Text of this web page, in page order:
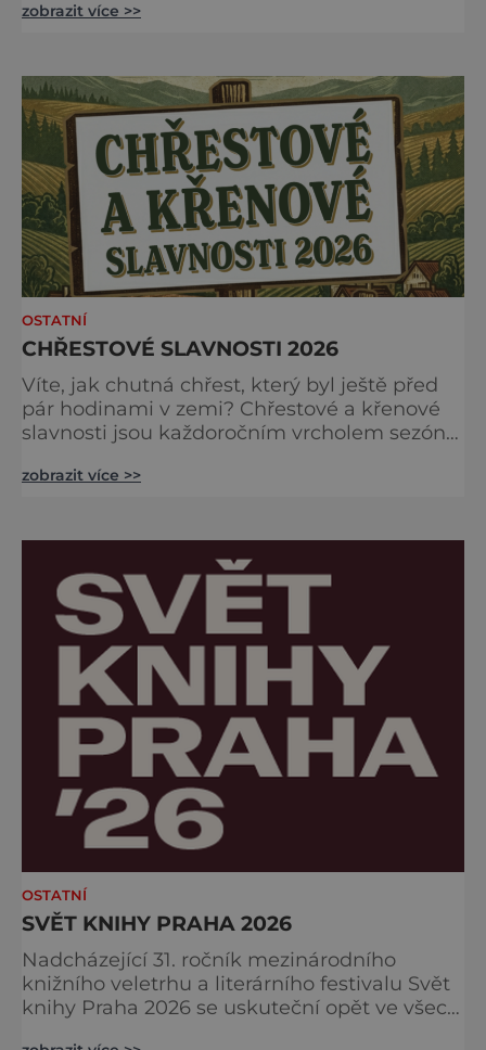
vojensko-historických skupin a Národní
proběhne v sobotu 16. května v Brandýs nad
Labem-Staré Boleslavi. Akci již tradičně
zahájíme přivítáním historick
zobrazit více >>
OSTATNÍ
CHŘESTOVÉ SLAVNOSTI 2026
Víte, jak chutná chřest, který byl ještě před
pár hodinami v zemi? Chřestové a křenové
slavnosti jsou každoročním vrcholem sezóny,
společně oslavily „bílé a zelené zlato“
není jen o holandské omáčce. Ochutnáte
jemné krémov
zobrazit více >>
OSTATNÍ
SVĚT KNIHY PRAHA 2026
Nadcházející 31. ročník mezinárodního
knižního veletrhu a literárního festivalu Svět
knihy Praha 2026 se uskuteční opět ve všech